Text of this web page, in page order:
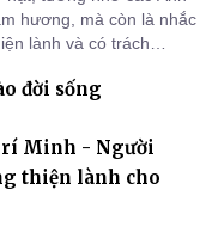
hương, mà còn là nhắc
lành và có trách
đời sống
Minh - Người
thiện lành cho